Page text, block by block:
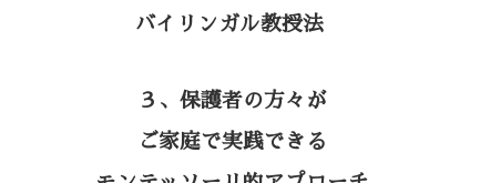
バイリンガル教授法
３、保護者の方々が
ご家庭で実践できる